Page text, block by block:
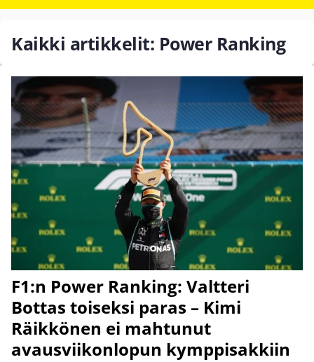
Kaikki artikkelit: Power Ranking
F1:n Power Ranking: Valtteri
Bottas toiseksi paras – Kimi
Räikkönen ei mahtunut
avausviikonlopun kymppisakkiin